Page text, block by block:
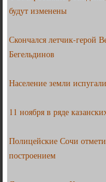
будут изменены
Скончался летчик-герой
Бегельдинов
Население земли
11 ноября в ряде
Полицейские Сочи
построением